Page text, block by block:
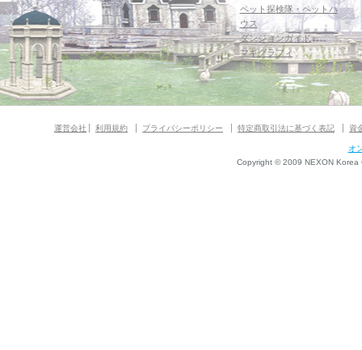
ペット探検隊・ペットハ
ウス
ダンジョンガイド
マギグラフィ
運営会社 利用規約 プライバシーポリシー 特定商取引法に基づく表記 資
オ
Copyright © 2009 NEXON Korea